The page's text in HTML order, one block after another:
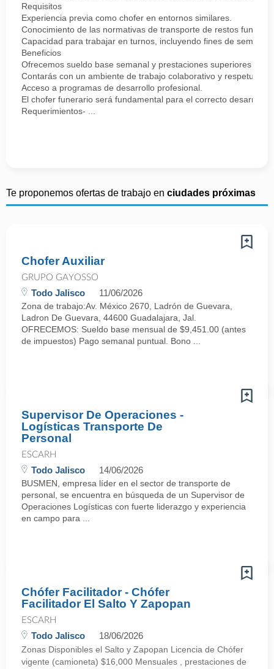
Requisitos
Experiencia previa como chofer en entornos similares.
Conocimiento de las normativas de transporte de restos
Capacidad para trabajar en turnos, incluyendo fines de semana
Beneficios
Ofrecemos sueldo base semanal y prestaciones superiores
Contarás con un ambiente de trabajo colaborativo y respetuoso.
Acceso a programas de desarrollo profesional.
El chofer funerario será fundamental para el correcto
Requerimientos- ...
Te proponemos ofertas de trabajo en ciudades próximas
Chofer Auxiliar
GRUPO GAYOSSO
Todo Jalisco 11/06/2026
Zona de trabajo:Av. México 2670, Ladrón de Guevara,
Ladron De Guevara, 44600 Guadalajara, Jal.
OFRECEMOS: Sueldo base mensual de $9,451.00 (antes
de impuestos) Pago semanal puntual. Bono ...
Supervisor De Operaciones -
Logísticas Transporte De
Personal
ESCARH
Todo Jalisco 14/06/2026
BUSMEN, empresa líder en el sector de transporte de
personal, se encuentra en búsqueda de un Supervisor de
Operaciones Logísticas con fuerte liderazgo y experiencia
en campo para ...
Chófer Facilitador - Chófer
Facilitador El Salto Y Zapopan
ESCARH
Todo Jalisco 18/06/2026
Zonas Disponibles el Salto y Zapopan Licencia de Chófer
vigente (camioneta) $16,000 Mensuales , prestaciones de